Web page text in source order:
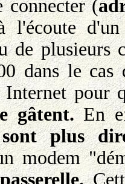
connecter (
l'écoute
de plusieurs
dans le
Internet pour
gâtent.En
plus
modem
passerelle.